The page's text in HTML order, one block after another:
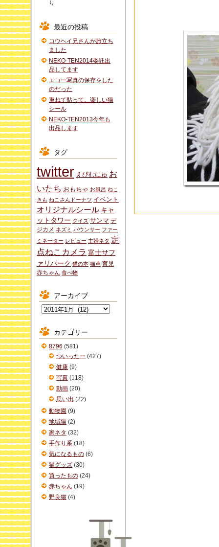
り
最近の投稿
コウヘイ兄さんが旅立ち
ました
NEKO-TEN2014委託出
品してます
エコー写真の保存をした
のだった
重ねて貼って。楽しい猫
シール
NEKO-TEN2013今年も
出品します
タグ
twitter えびむにゅ お
いたち おもちゃ お風呂 ねこ
きも ねこさんドーナツ イベント
オリジナルシール キャ
ットタワー クイズ サンマ デ
ジカメ ネズミ バウンサー ファー
ミネーター レビュー 主婦ネタ 定
点ねこカメラ 富士サフ
ァリパーク 猫の本 猫草 育児
赤ちゃん 食べ物
アーカイブ
イ
ブ
カテゴリー
8796 (581)
ついったー (427)
健康 (9)
写真 (118)
動画 (20)
思い出 (22)
動物園 (9)
地域猫 (2)
家ネタ (32)
手作り系 (18)
気になるもの (6)
猫グッズ (30)
買ったもの (24)
赤ちゃん (19)
野良猫 (4)